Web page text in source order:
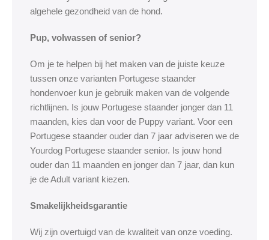
algehele gezondheid van de hond.
Pup, volwassen of senior?
Om je te helpen bij het maken van de juiste keuze
tussen onze varianten Portugese staander
hondenvoer kun je gebruik maken van de volgende
richtlijnen. Is jouw Portugese staander jonger dan 11
maanden, kies dan voor de Puppy variant. Voor een
Portugese staander ouder dan 7 jaar adviseren we de
Yourdog Portugese staander senior. Is jouw hond
ouder dan 11 maanden en jonger dan 7 jaar, dan kun
je de Adult variant kiezen.
Smakelijkheidsgarantie
Wij zijn overtuigd van de kwaliteit van onze voeding.